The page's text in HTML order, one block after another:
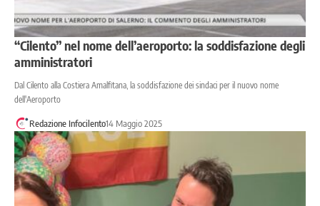
“Cilento” nel nome dell’aeroporto: la soddisfazione degli
amministratori
Dal Cilento alla Costiera Amalfitana, la soddisfazione dei sindaci per il nuovo nome
dell'Aeroporto
Redazione Infocilento14 Maggio 2025